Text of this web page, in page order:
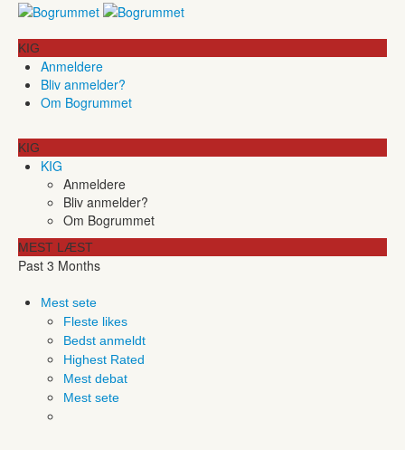
KIG
Anmeldere
Bliv anmelder?
Om Bogrummet
KIG
KIG
Anmeldere
Bliv anmelder?
Om Bogrummet
MEST LÆST
Past 3 Months
Mest sete
Fleste likes
Bedst anmeldt
Highest Rated
Mest debat
Mest sete